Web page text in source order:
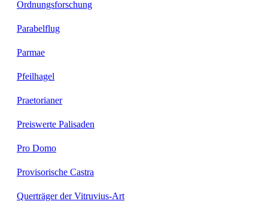
Ordnungsforschung
Parabelflug
Parmae
Pfeilhagel
Praetorianer
Preiswerte Palisaden
Pro Domo
Provisorische Castra
Querträger der Vitruvius-Art